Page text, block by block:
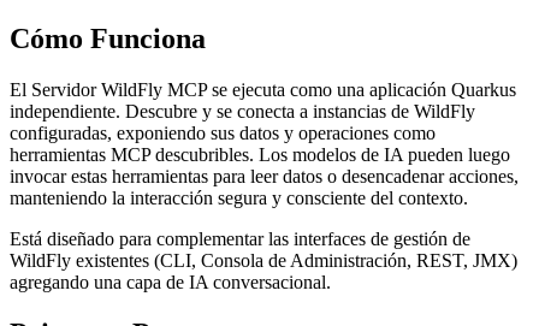
Cómo Funciona
El Servidor WildFly MCP se ejecuta como una aplicación Quarkus
independiente. Descubre y se conecta a instancias de WildFly
configuradas, exponiendo sus datos y operaciones como
herramientas MCP descubribles. Los modelos de IA pueden luego
invocar estas herramientas para leer datos o desencadenar acciones,
manteniendo la interacción segura y consciente del contexto.
Está diseñado para complementar las interfaces de gestión de
WildFly existentes (CLI, Consola de Administración, REST, JMX)
agregando una capa de IA conversacional.